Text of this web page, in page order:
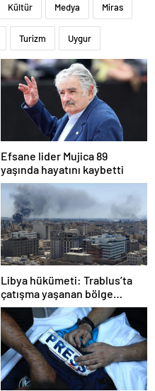
Kültür Medya Miras
Turizm Uygur
Efsane lider Mujica 89
yaşında hayatını kaybetti
Libya hükümeti: Trablus’ta
çatışma yaşanan bölge
kontrol altında